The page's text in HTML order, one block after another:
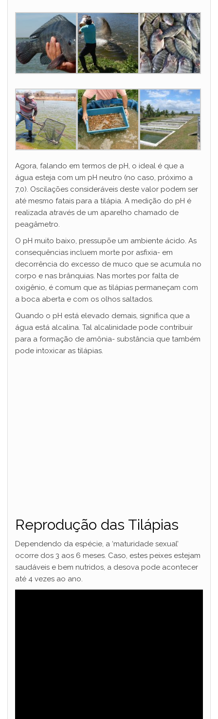
Agora, falando em termos de pH, o ideal é que a
água esteja com um pH neutro (no caso, próximo a
7,0). Oscilações consideráveis deste valor podem ser
até mesmo fatais para a tilápia. A medição do pH é
realizada através de um aparelho chamado de
peagâmetro.
O pH muito baixo, pressupõe um ambiente ácido. As
consequências incluem morte por asfixia- em
decorrência do excesso de muco que se acumula no
corpo e nas brânquias. Nas mortes por falta de
oxigênio, é comum que as tilápias permaneçam com
a boca aberta e com os olhos saltados.
Quando o pH está elevado demais, significa que a
água está alcalina. Tal alcalinidade pode contribuir
para a formação de amônia- substância que também
pode intoxicar as tilápias.
Reprodução das Tilápias
Dependendo da espécie, a ‘maturidade sexual’
ocorre dos 3 aos 6 meses. Caso, estes peixes estejam
saudáveis e bem nutridos, a desova pode acontecer
até 4 vezes ao ano.